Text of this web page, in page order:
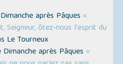
après Pâques «
Seigneur, ôtez-nous l'esprit du
Le Tourneux
après Pâques «